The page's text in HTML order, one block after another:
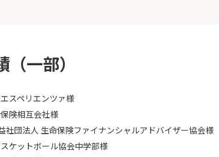
（一部）
スペリエンツァ様
険相互会社様
社団法人 生命保険ファイナンシャルアドバイザー協会様
ケットボール協会中学部様